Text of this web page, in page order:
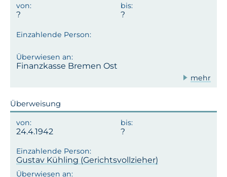
Finanzkasse Bremen Ost
mehr
Überweisung
24.4.1942
Gustav Kühling (Gerichtsvollzieher)